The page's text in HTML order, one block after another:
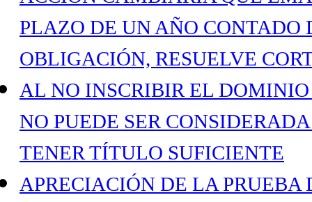
PLAZO DE UN AÑO
OBLIGACIÓN, RESUELVE
AL NO INSCRIBIR EL
NO PUEDE SER
TENER TÍTULO SUFICIENTE
APRECIACIÓN DE LA PRUEBA